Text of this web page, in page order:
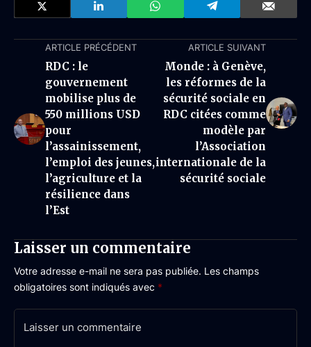
ARTICLE PRÉCÉDENT
RDC : le
gouvernement
mobilise plus de
550 millions USD
pour
l’assainissement,
l’emploi des jeunes,
l’agriculture et la
résilience dans
l’Est
ARTICLE SUIVANT
Monde : à Genève,
les réformes de la
sécurité sociale en
RDC citées comme
modèle par
l’Association
internationale de la
sécurité sociale
Laisser un commentaire
Votre adresse e-mail ne sera pas publiée. Les champs
obligatoires sont indiqués avec *